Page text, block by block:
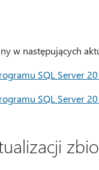
w następujących
SQL Server
SQL Server